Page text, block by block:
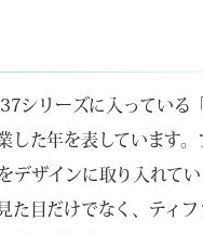
シリーズに入っている
した年を表しています。
デザインに取り入れて
た目だけでなく、ティ